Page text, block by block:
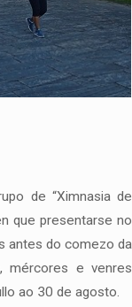
de “Ximnasia de
que presentarse no
antes do comezo da
mércores e venres
ao 30 de agosto.